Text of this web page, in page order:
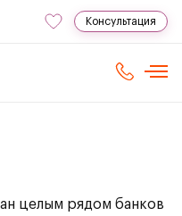
Консультация
целым рядом банков